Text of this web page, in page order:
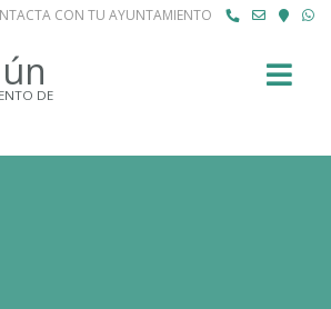
CON TU AYUNTAMIENTO
DE